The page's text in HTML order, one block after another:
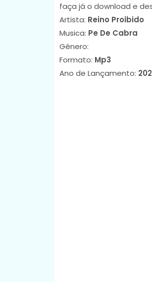
faça já o download e
Artista: Reino Proibido
Musica: Pe De Cabra
Género:
Formato: Mp3
Ano de Lançamento: